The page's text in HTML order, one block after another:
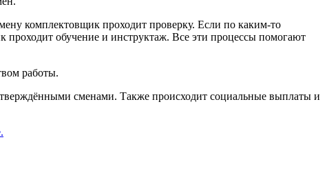
комплектовщик проходит проверку. Если по каким-то
проходит обучение и инструктаж. Все эти процессы помогают
работы.
сменами. Также происходит социальные выплаты и